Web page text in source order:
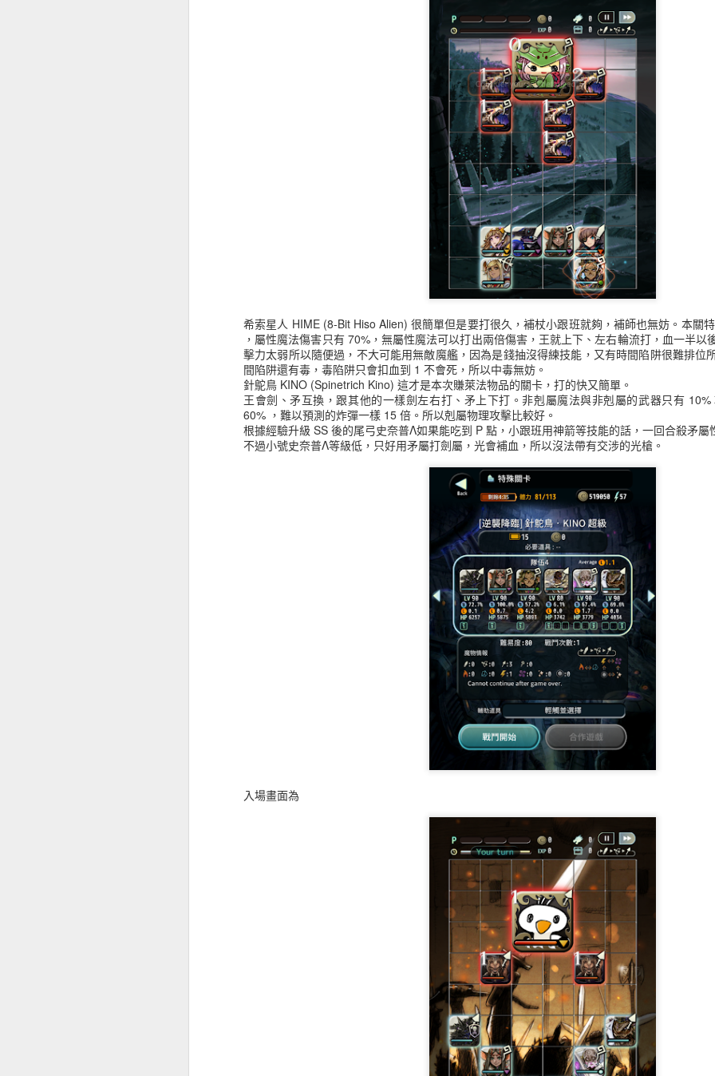
希索星人 HIME (8-Bit Hiso Alien) 很簡單但是要打很久，補杖小跟班就夠，補師也無妨。本關
，屬性魔法傷害只有 70%，無屬性魔法可以打出兩倍傷害，王就上下、左右輪流打，血一半以
擊力太弱所以隨便過，不大可能用無敵魔艦，因為是錢抽沒得練技能，又有時間陷阱很難排位
間陷阱還有毒，毒陷阱只會扣血到 1 不會死，所以中毒無妨。
針鴕鳥 KINO (Spinetrich Kino) 這才是本次賺萊法物品的關卡，打的快又簡單。
王會劍、矛互換，跟其他的一樣劍左右打、矛上下打。非剋屬魔法與非剋屬的武器只有
60% ，難以預測的炸彈一樣 15 倍。所以剋屬物理攻擊比較好。
根據經驗升級 SS 後的尾弓史奈普Λ如果能吃到 P 點，小跟班用神箭等技能的話，一回合殺矛屬
不過小號史奈普Λ等級低，只好用矛屬打劍屬，光會補血，所以沒法帶有交涉的光槍。
入場畫面為
標籤:Terra Battle
0 新增留言
Terra Battle 逆襲降臨 Marilith Kino Strikes Back, 希索星人 HIME
Alien), 針鴕鳥 KINO (Spinetrich Kino)
針鴕鳥 KINO (Spinetrich Kino),希索星人 HIME (8-Bit
現在都用Luck 100的隊伍打五體的關卡，這次三關都簡單，其實只要兩隻就能輕鬆清關，建議用
我特別組了一個隊伍，三關卡都用這個，而且本來先打十體的收集九個OII的小幫手（錯誤示範）
時間把小幫手升級了（期間會x21倍，正好加兩次四隻滿等，所以要打九隻），後來又去打十五
小幫手，打十五體的也掉了一堆 OII ，所以說錯了。
五體關卡螳螂蛇 Marilith Kino Strikes Back 的關卡一定要打三回合，爭取每一回合都一次殺是沒
腦筋，記得用無敵魔艦的直、橫列攻擊都能一次殺了小怪可不用夾擊。
希索星人 HIME 比較簡單，青龍、無敵魔艦兩個一起夾有很大機會就能殺，要100%一回合殺
好，我的夏古娜搭配的小幫手是加時間的，直接起手把青龍、無敵魔艦拉過去就好。